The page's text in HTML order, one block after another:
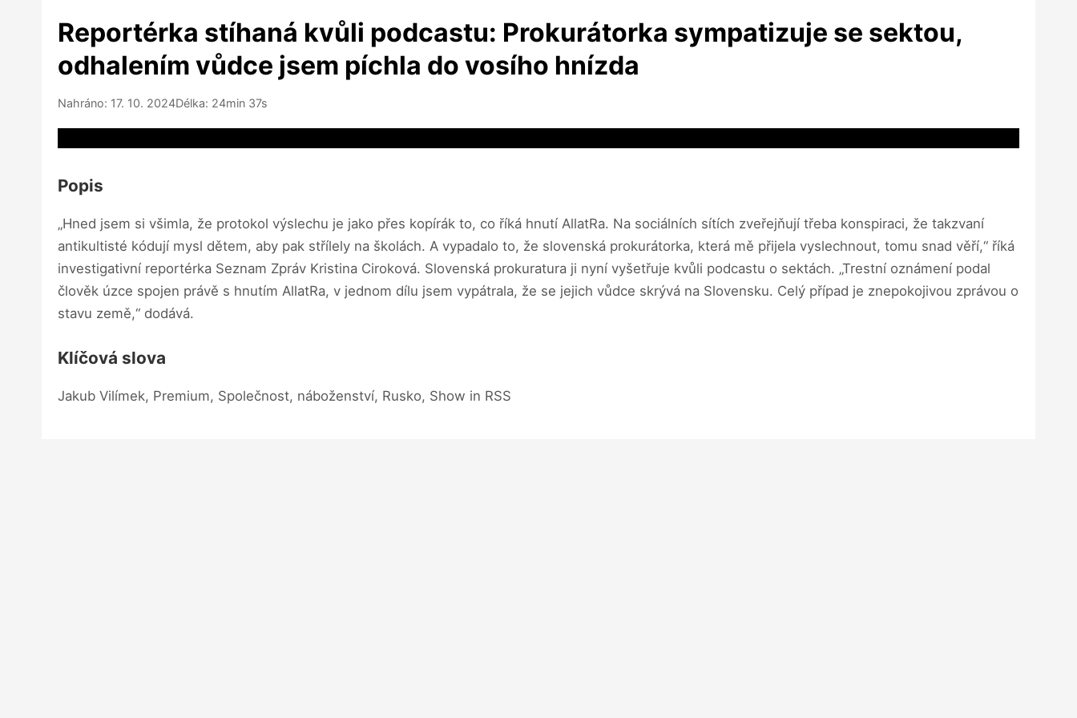
Reportérka stíhaná kvůli podcastu: Prokurátorka sympatizuje se sektou,
odhalením vůdce jsem píchla do vosího hnízda
Nahráno: 17. 10. 2024Délka: 24min 37s
Popis
„Hned jsem si všimla, že protokol výslechu je jako přes kopírák to, co říká hnutí AllatRa. Na sociálních sítích zveřejňují třeba konspiraci, že takzvaní
antikultisté kódují mysl dětem, aby pak střílely na školách. A vypadalo to, že slovenská prokurátorka, která mě přijela vyslechnout, tomu snad věří,“ říká
investigativní reportérka Seznam Zpráv Kristina Ciroková. Slovenská prokuratura ji nyní vyšetřuje kvůli podcastu o sektách. „Trestní oznámení podal
člověk úzce spojen právě s hnutím AllatRa, v jednom dílu jsem vypátrala, že se jejich vůdce skrývá na Slovensku. Celý případ je znepokojivou zprávou o
stavu země,“ dodává.
Klíčová slova
Jakub Vilímek, Premium, Společnost, náboženství, Rusko, Show in RSS